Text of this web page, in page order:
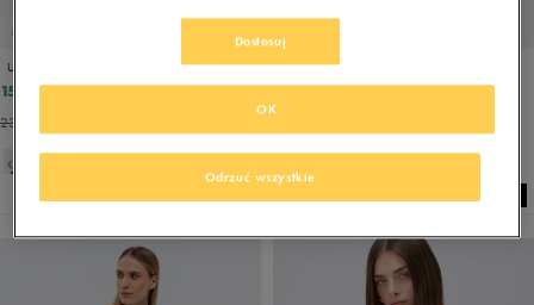
UMBRO T-SHIRT FINEDON
19,99 zł
15,99 zł
23,99 zł
UMBRO T-SHIRT FINEDON
19,99 zł
15,99 zł
Dostosuj
Odrzuć wszystkie
OK